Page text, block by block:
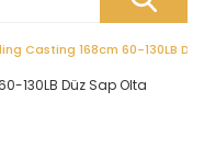
Casting 168cm 60-130LB